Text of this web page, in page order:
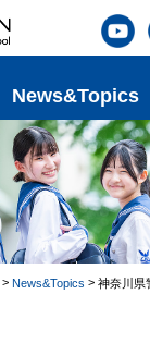
News&Topics
>News&Topics >神奈川県